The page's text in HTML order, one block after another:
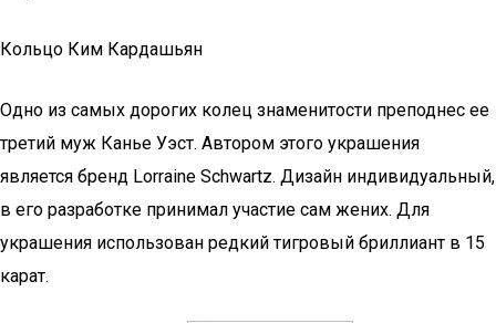
Кольцо Ким Кардашьян
Одно из самых дорогих колец знаменитости преподнес ее
третий муж Канье Уэст. Автором этого украшения
является бренд Lorraine Schwartz. Дизайн индивидуальный,
в его разработке принимал участие сам жених. Для
украшения использован редкий тигровый бриллиант в 15
карат.